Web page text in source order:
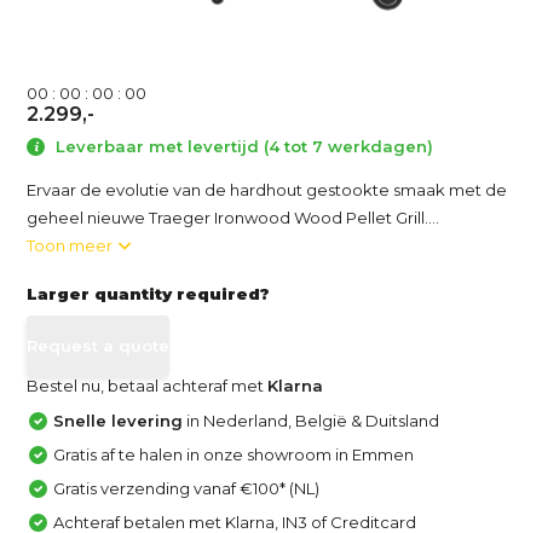
00 : 00 : 00 : 00
2.299,-
Leverbaar met levertijd (4 tot 7 werkdagen)
Ervaar de evolutie van de hardhout gestookte smaak met de
geheel nieuwe Traeger Ironwood Wood Pellet Grill....
Toon meer
Larger quantity required?
Bestel nu, betaal achteraf met Klarna
Snelle levering in Nederland, België & Duitsland
Gratis af te halen in onze showroom in Emmen
Gratis verzending vanaf €100* (NL)
Achteraf betalen met Klarna, IN3 of Creditcard